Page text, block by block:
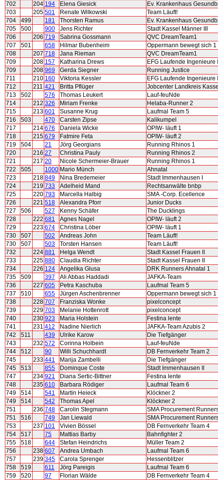
702
204 194 Elena Giesick
Ev. Krankenhaus
703
205 501 Renate Wilkowski
Team Läuft!
704
499 181 Thorsten Ramus
Ev. Krankenhaus
705
500 900 Jens Richter
Stadt Kassel Männer III
706
206 719 Sabrina Gossmann
QVC DreamTeam1
707
501 658 Hilmar Bubenheim
Oppermann bewegt sich 1
708
207 718 Jana Rieman
QVC DreamTeam1
709
208 157 Katharina Drews
EFG Laufende Ingenieure
709
208 969 Gerda Siegner
Running Justice
711
210 160 Viktoria Kessler
EFG Laufende Ingenieure
712
211 421 Britta Pflüger
Jobcenter Landkreis
713
502 576 Thomas Leukert
Lauf-feuNde
714
212 326 Miriam Frenke
Helaba-Runner 2
715
213 601 Susanne Krug
Laufmal Team 5
716
503 470 Carsten Zipse
Kalikumpel
717
214 676 Daniela Wicke
OPIW- läuft 1
718
215 679 Fatmire Feta
OPIW- läuft 2
719
504 21 Jörg Georgians
Running Rhinos 1
720
216 27 Christina Pauly
Running Rhinos 2
721
217 20 Nicole Schermeier-Brauer
Running Rhinos 1
722
505 1000 Mario Münch
Ahnatal
723
218 849 Nina Bredemeier
Stadt Immenhausen I
724
219 733 Adelheid Mand
Rechtsanwälte bnbp
725
220 793 Marcella Halbig
SMA -Corp. Ecellence
726
221 518 Alexandra Pforr
Junior Ducks
727
506 527 Kenny Schäfer
The Ducklings
728
222 681 Agnes Nagel
OPIW- läuft 2
729
223 674 Christina Löber
OPIW- läuft 1
730
507 502 Andreas John
Team Läuft!
730
507 503 Torsten Hansen
Team Läuft!
732
224 881 Helga Wendt
Stadt Kassel Frauen II
733
225 880 Claudia Richter
Stadt Kassel Frauen II
734
226 124 Angelika Glusa
DRK Runners Ahnatal 1
735
509 397 Ali Abbas Haddadi
JAFKA-Team
736
227 605 Petra Kaschuba
Laufmal Team 5
737
510 655 Jürgen Aschenbrenner
Oppermann bewegt sich 1
738
228 707 Franziska Wonke
pixelconcept
739
229 703 Melanie Hottenrott
pixelconcept
740
230 923 Maria Holstein
Festina lente
741
231 412 Nadine Nierlich
JAFKA-Team Azubis 2
742
511 439 Ulrike Karow
Die Tiefgänger
743
232 572 Corinna Holbein
Lauf-feuNde
744
512 90 Willi Schuchhardt
DB Fernverkehr Team 2
745
233 441 Marija Zambelli
Die Tiefgänger
745
513 855 Dominque Coste
Stadt Immenhausen II
747
234 921 Diana Sertic-Bittner
Festina lente
748
235 610 Barbara Rödiger
Laufmal Team 6
749
514 541 Martin Heieck
Klöckner 2
749
514 542 Thomas Apel
Klöckner 2
751
236 748 Carolin Stegmann
SMA Procurement
751
516 749 Jan Liewald
SMA Procurement
753
237 101 Vivien Bössel
DB Fernverkehr Team 4
754
517 75 Mattias Barby
Bahnfighter 2
755
518 644 Stefan Heindrichs
Müller Team 2
756
238 607 Andrea Umbach
Laufmal Team 6
757
239 345 Carola Sprenger
Hessenblitzer
758
519 611 Jörg Pareigis
Laufmal Team 6
759
520 97 Florian Wälde
DB Fernverkehr Team 4